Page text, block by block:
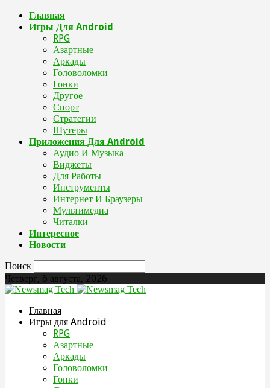
Главная
Игры Для Android
RPG
Азартные
Аркады
Головоломки
Гонки
Другое
Спорт
Стратегии
Шутеры
Приложения Для Android
Аудио И Музыка
Виджеты
Для Работы
Инструменты
Интернет И Браузеры
Мультимедиа
Читалки
Интересное
Новости
Поиск
Четверг, 6 августа, 2026
Главная
Игры для Android
RPG
Азартные
Аркады
Головоломки
Гонки